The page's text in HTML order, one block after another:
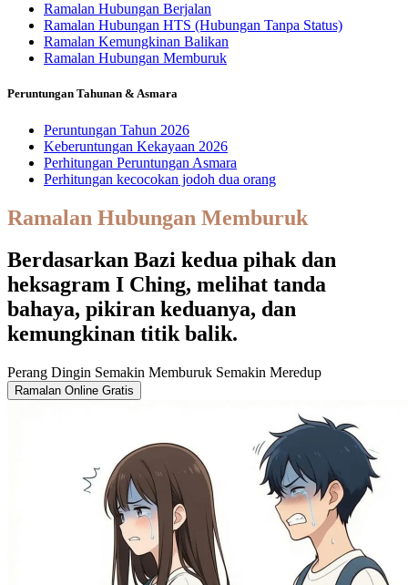
Ramalan Hubungan Berjalan
Ramalan Hubungan HTS (Hubungan Tanpa Status)
Ramalan Kemungkinan Balikan
Ramalan Hubungan Memburuk
Peruntungan Tahunan & Asmara
Peruntungan Tahun 2026
Keberuntungan Kekayaan 2026
Perhitungan Peruntungan Asmara
Perhitungan kecocokan jodoh dua orang
Ramalan Hubungan Memburuk
Berdasarkan Bazi kedua pihak dan
heksagram I Ching, melihat tanda
bahaya, pikiran keduanya, dan
kemungkinan titik balik.
Perang Dingin Semakin Memburuk Semakin Meredup
Ramalan Online Gratis